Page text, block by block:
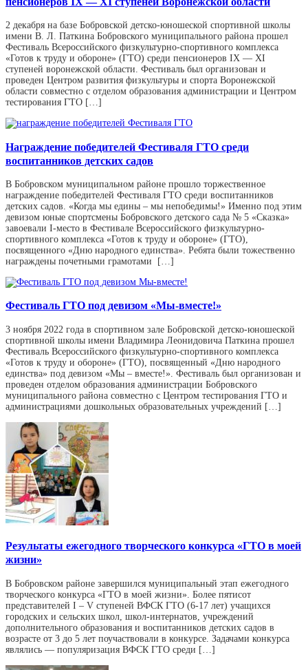
2 декабря на базе Бобровской детско-юношеской спортивной школы
имени В. Л. Паткина Бобровского муниципального района прошел
Фестиваль Всероссийского физкультурно-спортивного комплекса
«Готов к труду и обороне» (ГТО) среди пенсионеров IX — XI
ступеней воронежской области. Фестиваль был организован и
проведен Центром развития физкультуры и спорта Воронежской
области совместно с отделом образования администрации и Центром
тестирования ГТО […]
Награждение победителей Фестиваля ГТО среди
воспитанников детских садов
В Бобровском муниципальном районе прошло торжественное
награждение победителей Фестиваля ГТО среди воспитанников
детских садов. «Когда мы едины – мы непобедимы!» Именно под этим
девизом юные спортсмены Бобровского детского сада № 5 «Сказка»
завоевали I-место в Фестивале Всероссийского физкультурно-
спортивного комплекса «Готов к труду и обороне» (ГТО),
посвященного «Дню народного единства». Ребята были тожественно
награждены почетными грамотами […]
Фестиваль ГТО под девизом «Мы-вместе!»
3 ноября 2022 года в спортивном зале Бобровской детско-юношеской
спортивной школы имени Владимира Леонидовича Паткина прошел
Фестиваль Всероссийского физкультурно-спортивного комплекса
«Готов к труду и обороне» (ГТО), посвященный «Дню народного
единства» под девизом «Мы – вместе!». Фестиваль был организован и
проведен отделом образования администрации Бобровского
муниципального района совместно с Центром тестирования ГТО и
администрациями дошкольных образовательных учреждений […]
Результаты ежегодного творческого конкурса «ГТО в моей
жизни»
В Бобровском районе завершился муниципальный этап ежегодного
творческого конкурса «ГТО в моей жизни». Более пятисот
представителей I – V ступеней ВФСК ГТО (6-17 лет) учащихся
городских и сельских школ, школ-интернатов, учреждений
дополнительного образования и воспитанников детских садов в
возрасте от 3 до 5 лет поучаствовали в конкурсе. Задачами конкурса
являлись — популяризация ВФСК ГТО среди […]